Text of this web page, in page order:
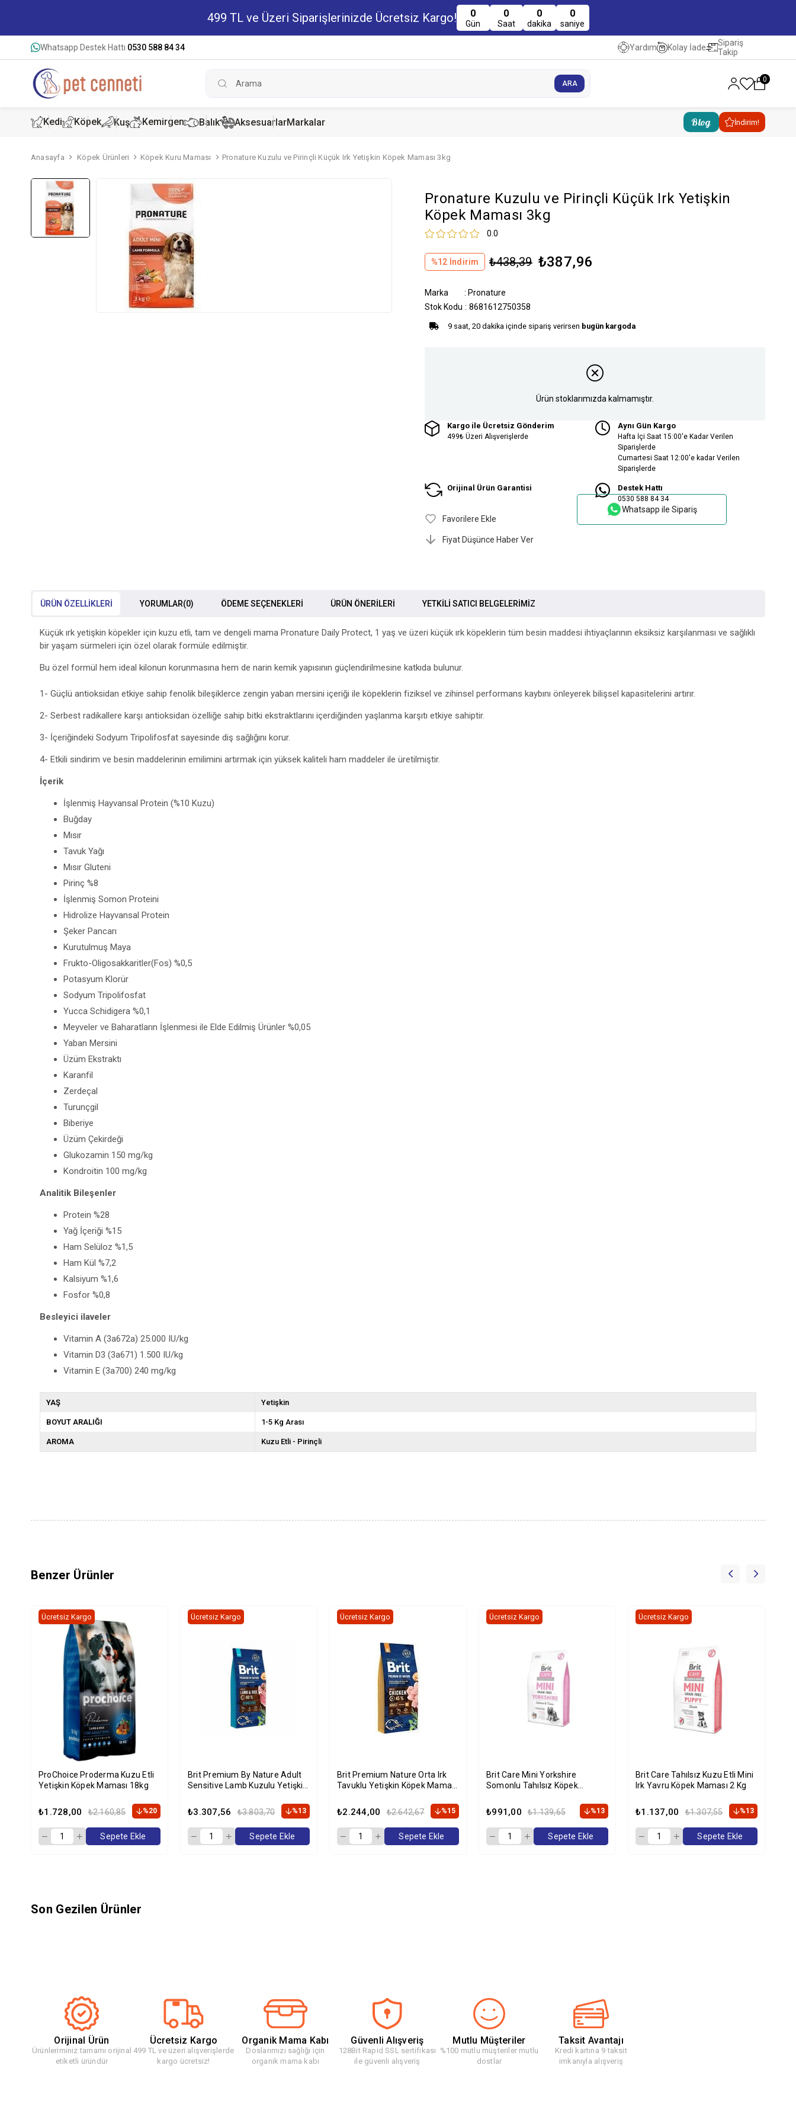
499 TL ve Üzeri Siparişlerinizde Ücretsiz Kargo! 0
Gün
0
Saat
0
dakika
0
saniye
Whatsapp Destek Hattı 0530 588 84 34 Yardım Kolay İade
Sipariş
Takip
0
Kedi Köpek Kuş Kemirgen Balık AksesuarlarMarkalar Blog İndirim!
Anasayfa Köpek Ürünleri Köpek Kuru Maması Pronature Kuzulu ve Pirinçli Küçük Irk Yetişkin Köpek Maması 3kg
Pronature Kuzulu ve Pirinçli Küçük Irk Yetişkin
Köpek Maması 3kg
0.0
%12 İndirim ₺438,39 ₺387,96
Marka : Pronature
Stok Kodu
8681612750358
9 saat, 20 dakika içinde sipariş verirsen bugün kargoda
Ürün stoklarımızda kalmamıştır.
Kargo ile Ücretsiz Gönderim
499₺ Üzeri Alışverişlerde
Aynı Gün Kargo
Hafta İçi Saat 15:00'e Kadar Verilen
Siparişlerde
Cumartesi Saat 12:00'e kadar Verilen
Siparişlerde
Orijinal Ürün Garantisi Destek Hattı
0530 588 84 34
Favorilere Ekle
Fiyat Düşünce Haber Ver
Whatsapp ile Sipariş
ÜRÜN ÖZELLIKLERI YORUMLAR(0) ÖDEME SEÇENEKLERI ÜRÜN ÖNERILERI YETKİLİ SATICI BELGELERİMİZ
Küçük ırk yetişkin köpekler için kuzu etli, tam ve dengeli mama Pronature Daily Protect, 1 yaş ve üzeri küçük ırk köpeklerin tüm besin maddesi ihtiyaçlarının eksiksiz karşılanması ve sağlıklı
bir yaşam sürmeleri için özel olarak formüle edilmiştir.
Bu özel formül hem ideal kilonun korunmasına hem de narin kemik yapısının güçlendirilmesine katkıda bulunur.
1- Güçlü antioksidan etkiye sahip fenolik bileşiklerce zengin yaban mersini içeriği ile köpeklerin fiziksel ve zihinsel performans kaybını önleyerek bilişsel kapasitelerini artırır.
2- Serbest radikallere karşı antioksidan özelliğe sahip bitki ekstraktlarını içerdiğinden yaşlanma karşıtı etkiye sahiptir.
3- İçeriğindeki Sodyum Tripolifosfat sayesinde diş sağlığını korur.
4- Etkili sindirim ve besin maddelerinin emilimini artırmak için yüksek kaliteli ham maddeler ile üretilmiştir.
İçerik
İşlenmiş Hayvansal Protein (%10 Kuzu)
Buğday
Mısır
Tavuk Yağı
Mısır Gluteni
Pirinç %8
İşlenmiş Somon Proteini
Hidrolize Hayvansal Protein
Şeker Pancarı
Kurutulmuş Maya
Frukto-Oligosakkaritler(Fos) %0,5
Potasyum Klorür
Sodyum Tripolifosfat
Yucca Schidigera %0,1
Meyveler ve Baharatların İşlenmesi ile Elde Edilmiş Ürünler %0,05
Yaban Mersini
Üzüm Ekstraktı
Karanfil
Zerdeçal
Turunçgil
Biberiye
Üzüm Çekirdeği
Glukozamin 150 mg/kg
Kondroitin 100 mg/kg
Analitik Bileşenler
Protein %28
Yağ İçeriği %15
Ham Selüloz %1,5
Ham Kül %7,2
Kalsiyum %1,6
Fosfor %0,8
Besleyici ilaveler
Vitamin A (3a672a) 25.000 IU/kg
Vitamin D3 (3a671) 1.500 IU/kg
Vitamin E (3a700) 240 mg/kg
YAŞ Yetişkin
BOYUT ARALIĞI 1-5 Kg Arası
AROMA Kuzu Etli - Pirinçli
Benzer Ürünler
ProChoice Proderma Kuzu Etli
Yetişkin Köpek Maması 18kg
₺1.728,00 ₺2.160,85 %20
Ücretsiz Kargo
Sepete Ekle
Brit Premium By Nature Adult
Sensitive Lamb Kuzulu Yetişkin
₺3.307,56 ₺3.803,70 %13
Ücretsiz Kargo
Sepete Ekle
Brit Premium Nature Orta Irk
Tavuklu Yetişkin Köpek Maması
₺2.244,00 ₺2.642,67 %15
Ücretsiz Kargo
Sepete Ekle
Brit Care Mini Yorkshire
Somonlu Tahılsız Köpek
₺991,00 ₺1.139,65 %13
Ücretsiz Kargo
Sepete Ekle
Brit Care Tahılsız Kuzu Etli Mini
Irk Yavru Köpek Maması 2 Kg
₺1.137,00 ₺1.307,55 %13
Ücretsiz Kargo
Sepete Ekle
Son Gezilen Ürünler
Orijinal Ürün
Ürünleriminiz tamamı orijinal
etiketli üründür
Ücretsiz Kargo
499 TL ve üzeri alışverişlerde
kargo ücretsiz!
Organik Mama Kabı
Doslarımızı sağlığı için
organik mama kabı
Güvenli Alışveriş
128Bit Rapid SSL sertifikası
ile güvenli alışveriş
Mutlu Müşteriler
%100 mutlu müşteriler mutlu
dostlar
Taksit Avantajı
Kredi kartına 9 taksit
imkanıyla alışveriş